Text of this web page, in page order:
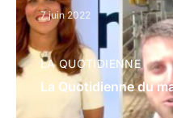
7 juin 2022
LA QUOTIDIENNE
La Quotidienne du